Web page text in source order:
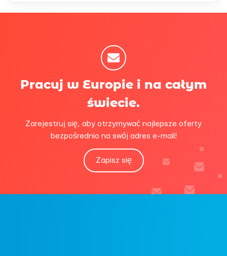
Pracuj w Europie i na całym
świecie.
Zarejestruj się, aby otrzymywać najlepsze oferty
bezpośrednio na swój adres e-mail!
Zapisz się